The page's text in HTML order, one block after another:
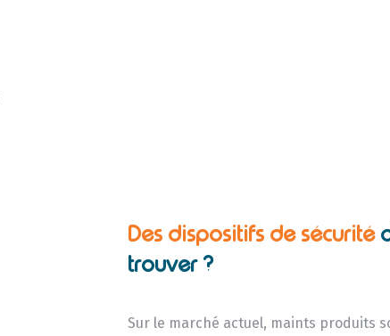
Des dispositifs de sécurité
trouver ?
Sur le marché actuel, maints produits